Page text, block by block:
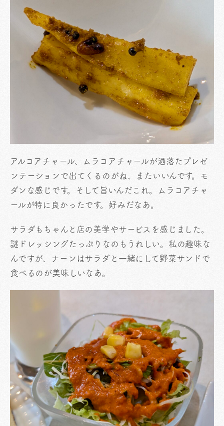
アルコアチャール、ムラコアチャールが洒落たプレゼ
ンテーションで出てくるのがね、またいいんです。モ
ダンな感じです。そして旨いんだこれ。ムラコアチャ
ールが特に良かったです。好みだなあ。
サラダもちゃんと店の美学やサービスを感じました。
謎ドレッシングたっぷりなのもうれしい。私の趣味な
んですが、ナーンはサラダと一緒にして野菜サンドで
食べるのが美味しいなあ。